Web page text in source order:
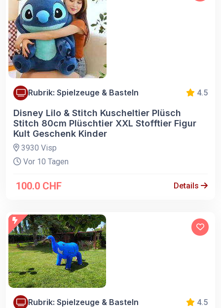
Rubrik: Spielzeuge & Basteln 4.5
Disney Lilo & Stitch Kuscheltier Plüsch
Stitch 80cm Plüschtier XXL Stofftier Figur
Kult Geschenk Kinder
3930 Visp
Vor 10 Tagen
100.0 CHF Details
Rubrik: Spielzeuge & Basteln 4.5